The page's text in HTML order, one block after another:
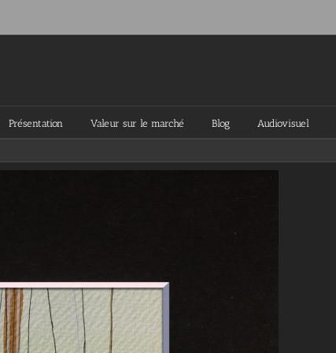
Présentation Valeur sur le marché Blog Audiovisuel